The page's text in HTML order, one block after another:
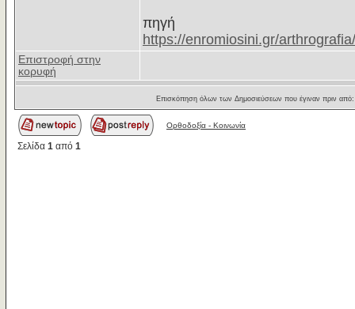
πηγή
https://enromiosini.gr/
Επιστροφή στην
κορυφή
Επισκόπηση όλων των Δημοσιεύσεων που έγιναν πριν
Ορθοδοξία - Κοινωνία
Σελίδα 1 από 1